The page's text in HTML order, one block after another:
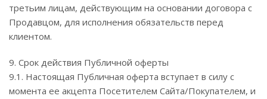
третьим лицам, действующим на основании договора с
Продавцом, для исполнения обязательств перед
клиентом.
9. Срок действия Публичной оферты
9.1. Настоящая Публичная оферта вступает в силу с
момента ее акцепта Посетителем Сайта/Покупателем, и